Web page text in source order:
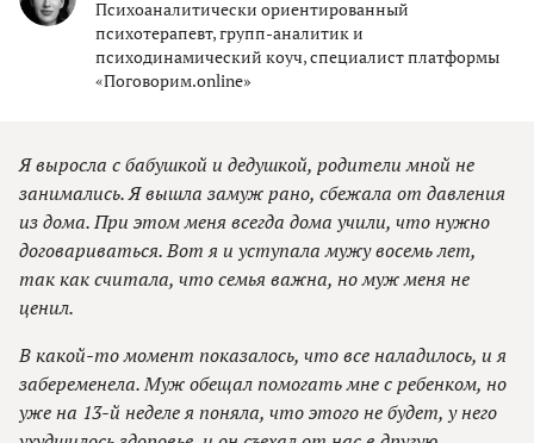
Психоаналитически ориентированный
психотерапевт, групп-аналитик и
психодинамический коуч, специалист платформы
«Поговорим.online»
Я выросла с бабушкой и дедушкой, родители мной не
занимались. Я вышла замуж рано, сбежала от давления
из дома. При этом меня всегда дома учили, что нужно
договариваться. Вот я и уступала мужу восемь лет,
так как считала, что семья важна, но муж меня не
ценил.
В какой-то момент показалось, что все наладилось, и я
забеременела. Муж обещал помогать мне с ребенком, но
уже на 13-й неделе я поняла, что этого не будет, у него